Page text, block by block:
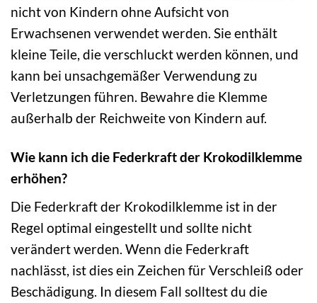
nicht von Kindern ohne Aufsicht von
Erwachsenen verwendet werden. Sie enthält
kleine Teile, die verschluckt werden können, und
kann bei unsachgemäßer Verwendung zu
Verletzungen führen. Bewahre die Klemme
außerhalb der Reichweite von Kindern auf.
Wie kann ich die Federkraft der Krokodilklemme
erhöhen?
Die Federkraft der Krokodilklemme ist in der
Regel optimal eingestellt und sollte nicht
verändert werden. Wenn die Federkraft
nachlässt, ist dies ein Zeichen für Verschleiß oder
Beschädigung. In diesem Fall solltest du die